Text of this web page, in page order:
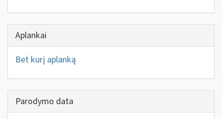
Aplankai
Bet kurį aplanką
Parodymo data